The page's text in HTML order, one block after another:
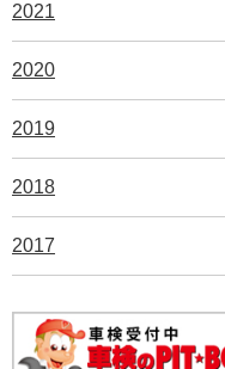
2021
2020
2019
2018
2017